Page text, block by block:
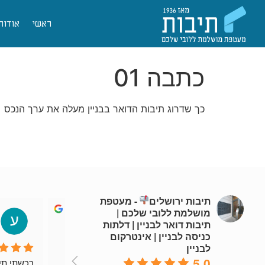
ראשי
כתבה 01
כך שדרוג תיבות הדואר בבניין מעלה את ערך הנכס
תיבות ירושלים
- מעטפת
מושלמת ללובי שלכם |
תיבות דואר לבניין | דלתות
כניסה לבניין | אינטרקום
לבניין
nicolelewis002
4 years ago
שירות מהיר וזמין